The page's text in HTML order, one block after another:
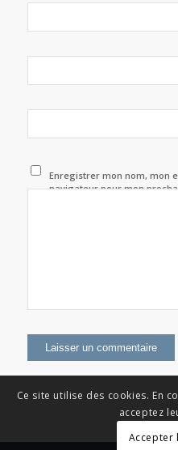
Enregistrer mon nom, mon
navigateur pour mon
Ce site utilise des cookies. En
acceptez
Accepter